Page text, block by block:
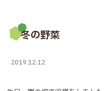
冬の野菜
2019.12.12